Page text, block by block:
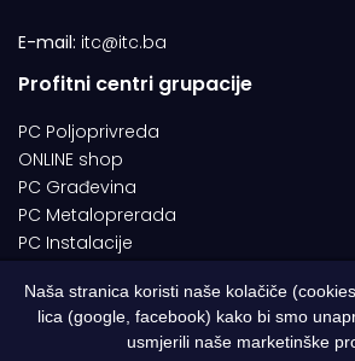
E-mail: itc@itc.ba
Profitni centri grupacije
PC Poljoprivreda
ONLINE shop
PC Građevina
PC Metaloprerada
PC Instalacije
© 1994-2026 | ITC d.o.o. Zenica. Sva prava
Naša stranica koristi naše kolačiče
lica (google, facebook) kako bi smo
usmjerili naše marketinške